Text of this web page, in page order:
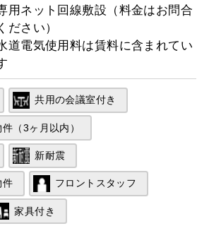
用ネット回線敷設（料金はお問合
ださい）
道電気使用料は賃料に含まれてい
共用の会議室付き
（3ヶ月以内）
新耐震
件 フロントスタッフ
家具付き